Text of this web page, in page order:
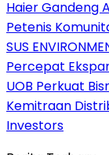
Haier Gandeng
Petenis
SUS
Percepat
UOB Perkuat
Kemitraan
Investors